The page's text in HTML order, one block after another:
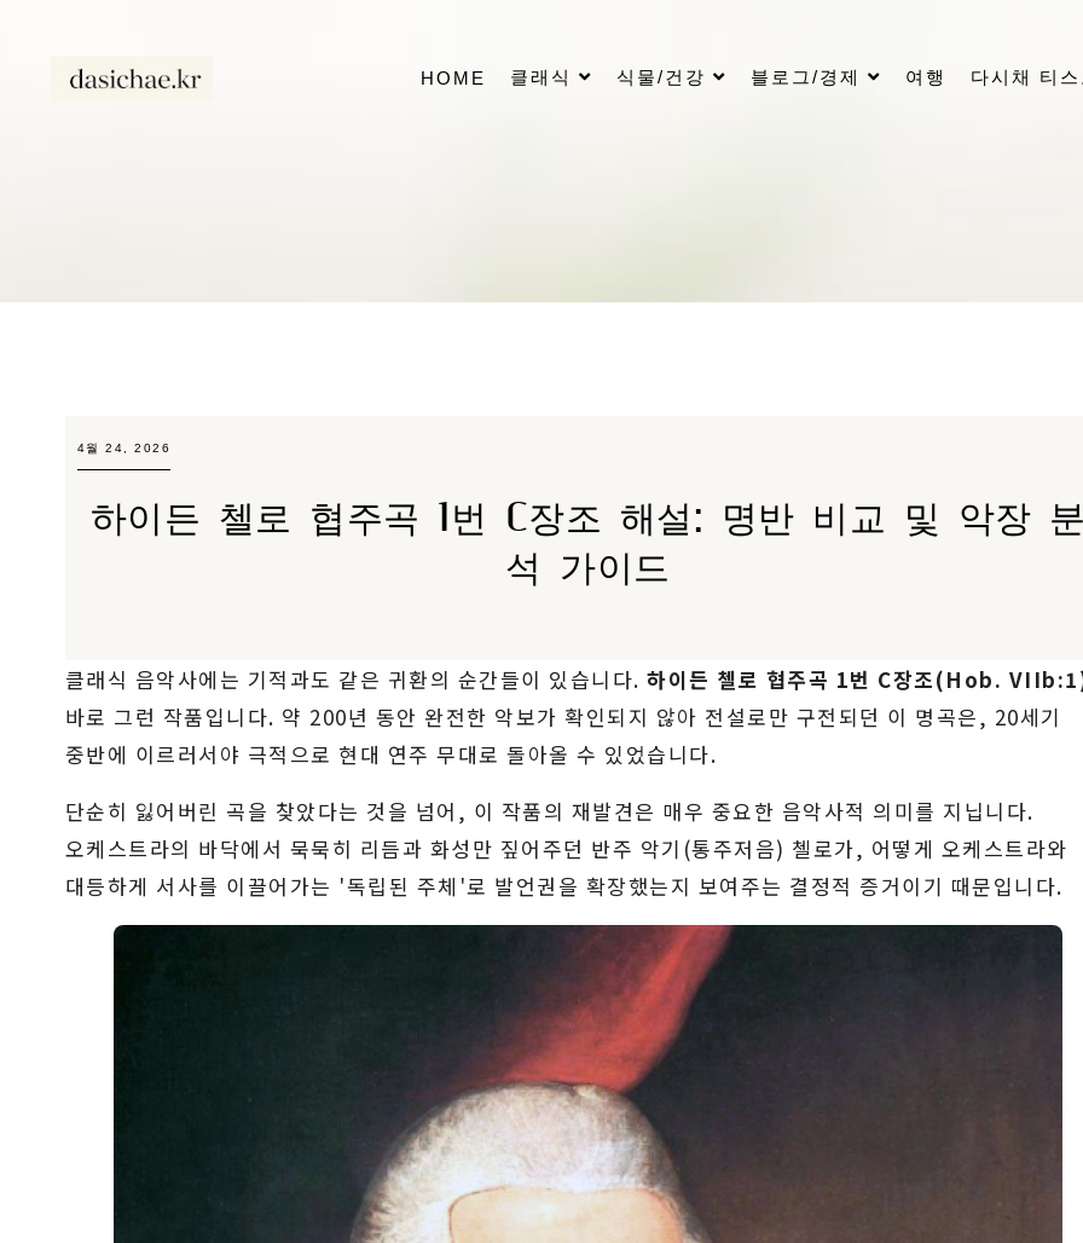
HOME 클래식 식물/건강 블로그/경제 여행 다시채 티
4월 24, 2026
하이든 첼로 협주곡 1번 C장조 해설: 명반 비교 및 악장
석 가이드
클래식 음악사에는 기적과도 같은 귀환의 순간들이 있습니다.하이든 첼로 협주곡 1번 C장조(Hob.
바로 그런 작품입니다. 약 200년 동안 완전한 악보가 확인되지 않아 전설로만 구전되던 이 명곡은, 20세기
중반에 이르러서야 극적으로 현대 연주 무대로 돌아올 수 있었습니다.
단순히 잃어버린 곡을 찾았다는 것을 넘어, 이 작품의 재발견은 매우 중요한 음악사적 의미를 지닙니다.
오케스트라의 바닥에서 묵묵히 리듬과 화성만 짚어주던 반주 악기(통주저음) 첼로가, 어떻게 오케스트라와
대등하게 서사를 이끌어가는 '독립된 주체'로 발언권을 확장했는지 보여주는 결정적 증거이기 때문입니다.